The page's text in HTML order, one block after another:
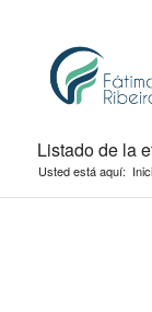
Listado de la
Usted está aquí: